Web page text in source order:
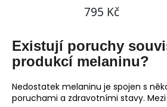
Existují poruchy
produkcí melaninu?
Nedostatek melaninu je spojen s
poruchami a zdravotními stavy.